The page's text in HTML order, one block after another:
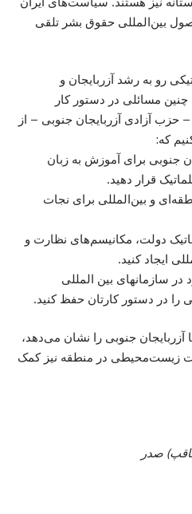
بین‌المللی حقوق بشر تلقی
رو به رشد آزربایجان و
مسائلی در دستور کار
حزب آزادی آزربایجان جنوبی – از
که:
جنوبی برای آموزش به زبان
قرار دهید.
و بین‌المللی برای نجات
دولت، مکانیسم‌های نظارت و
ایجاد کنید.
سازمانهای بین المللی
را در دستور کارتان حفظ کنید.
آزربایجان جنوبی را نشان می‌دهد،
زیست‌محیطی در منطقه نیز کمک
صدر